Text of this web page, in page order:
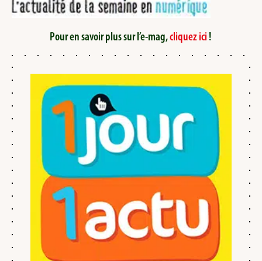
Pour en savoir plus sur l’e-mag,cliquez ici!